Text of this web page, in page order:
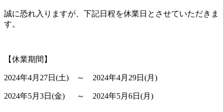
誠に恐れ入りますが、下記日程を休業日とさせていただきま
す。
【休業期間】
2024年4月27日(土) ～ 2024年4月29日(月)
2024年5月3日(金) ～ 2024年5月6日(月)